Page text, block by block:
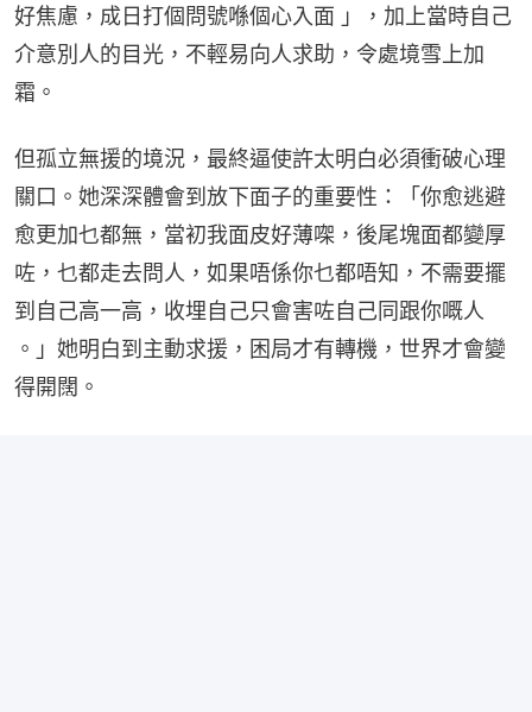
好焦慮，成日打個問號喺個心入面 」，加上當時自己
介意別人的目光，不輕易向人求助，令處境雪上加
霜。
但孤立無援的境況，最終逼使許太明白必須衝破心理
關口。她深深體會到放下面子的重要性：「你愈逃避
愈更加乜都無，當初我面皮好薄㗎，後尾塊面都變厚
咗，乜都走去問人，如果唔係你乜都唔知，不需要擺
到自己高一高，收埋自己只會害咗自己同跟你嘅人
。」她明白到主動求援，困局才有轉機，世界才會變
得開闊。